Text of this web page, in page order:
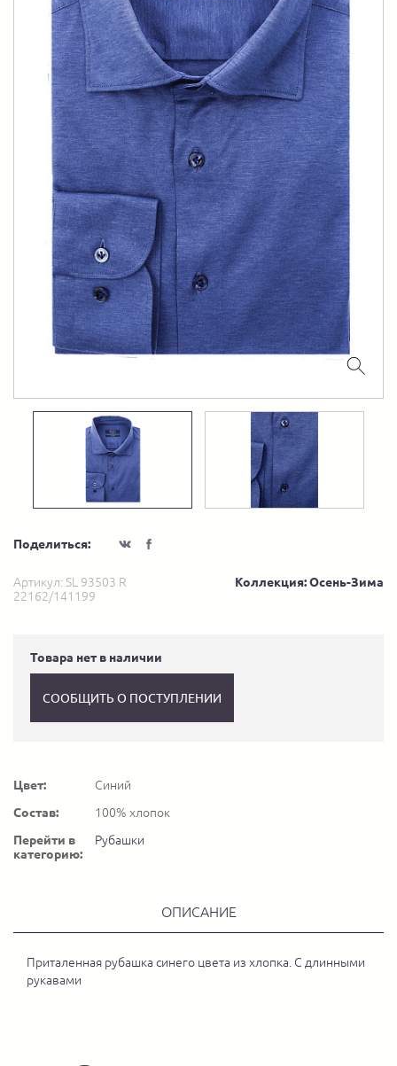
Поделиться:
Артикул: SL 93503 R
22162/141199
Коллекция: Осень-Зима
Товара нет в наличии
СООБЩИТЬ О ПОСТУПЛЕНИИ
Цвет:
Синий
Состав:
100% хлопок
Перейти в
категорию:
Рубашки
ОПИСАНИЕ
Приталенная рубашка синего цвета из хлопка. С длинными
рукавами